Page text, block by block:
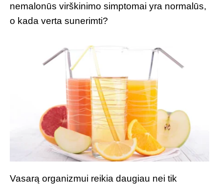
nemalonūs virškinimo simptomai yra normalūs,
o kada verta sunerimti?
Vasarą organizmui reikia daugiau nei tik